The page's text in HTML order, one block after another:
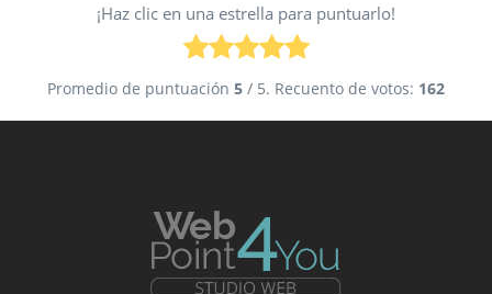
¡Haz clic en una estrella para puntuarlo!
Promedio de puntuación 5 / 5. Recuento de votos: 162